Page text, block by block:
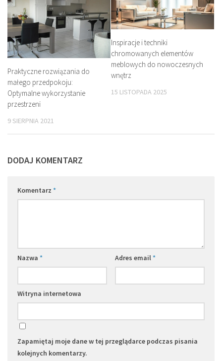
Praktyczne rozwiązania do
małego przedpokoju:
Optymalne wykorzystanie
przestrzeni
9 SIERPNIA 2021
Inspiracje i techniki
chromowanych elementów
meblowych do nowoczesnych
wnętrz
15 LISTOPADA 2025
DODAJ KOMENTARZ
Komentarz *
Nazwa * Adres email*
Witryna internetowa
Zapamiętaj moje dane w tej przeglądarce podczas pisania
kolejnych komentarzy.